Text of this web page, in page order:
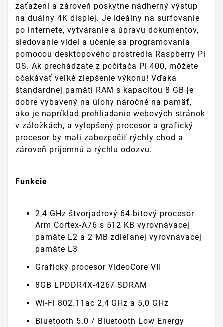
zaťažení a zároveň poskytne nádherný výstup
na duálny 4K displej. Je ideálny na surfovanie
po internete, vytváranie a úpravu dokumentov,
sledovanie videí a učenie sa programovania
pomocou desktopového prostredia Raspberry Pi
OS. Ak prechádzate z počítača Pi 400, môžete
očakávať veľké zlepšenie výkonu! Vďaka
štandardnej pamäti RAM s kapacitou 8 GB je
dobre vybavený na úlohy náročné na pamäť,
ako je napríklad prehliadanie webových stránok
v záložkách, a vylepšený procesor a grafický
procesor by mali zabezpečiť rýchly chod a
zároveň príjemnú a rýchlu odozvu.
Funkcie
2,4 GHz štvorjadrový 64-bitový procesor
Arm Cortex-A76 s 512 KB vyrovnávacej
pamäte L2 a 2 MB zdieľanej vyrovnávacej
pamäte L3
Grafický procesor VideoCore VII
8GB LPDDR4X-4267 SDRAM
Wi-Fi 802.11ac 2,4 GHz a 5,0 GHz
Bluetooth 5.0 / Bluetooth Low Energy